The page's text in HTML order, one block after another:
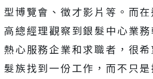
型博覽會、徵才影片等。而在
高總經理觀察到銀髮中心業
熱心服務企業和求職者，很
髮族找到一份工作，而不只